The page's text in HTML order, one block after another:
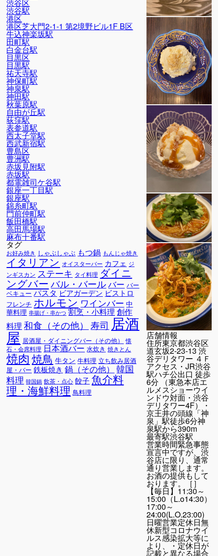
渋谷区
渋谷駅
港区
港区芝大門2-1-1 第2境野ビル1F B区
牛込神楽坂駅
田町駅
白金台駅
目黒区
目黒駅
祐天寺駅
神保町駅
神泉駅
神田駅
秋葉原駅
自由が丘駅
荻窪駅
表参道駅
西太子堂駅
西武新宿駅
豊島区
豊洲駅
赤坂見附駅
赤坂駅
都電雑司ケ谷駅
銀座一丁目駅
銀座駅
錦糸町駅
門前仲町駅
飯田橋駅
高田馬場駅
麻布十番駅
タグ
お好み焼き しゃぶしゃぶ もつ鍋 もんじゃ焼き
イタリアン オイスターバー カフェ ジ
ンギスカン ステーキ タイ料理 ダイニ
ングバーバル・バールバー バー
ベキュー パスタ ビアガーデン ビストロ
フレンチ ホルモン ワインバー 中
華料理 串揚げ・串かつ 割烹・小料理創作
料理 和食（その他） 寿司 居酒
屋 居酒屋・ダイニングバー（その他）
懐
石・会席料理 日本酒バー 水炊き 焼きとん
焼肉焼鳥 牛タン 牛料理 立ち飲み居酒
屋・バー 鉄板焼き 鍋（その他）
韓国
料理 韓国鍋 飲茶・点心 餃子 魚介料
理・海鮮料理 鳥料理
店舗情報
住所東京都渋谷区
道玄坂2-23-13 渋
谷デリタワー ４Ｆ
アクセス ・JR渋谷
駅ハチ公出口 徒歩
6分 （東急本店エ
ルメスショーウイ
ンドウ対面・渋谷
デリタワー4F）・
京王井の頭線「神
泉」駅徒歩6分神
泉駅から390m
最寄駅渋谷駅
営業時間緊急事態
宣言中ですが、渋
谷店に限り、通常
通り営業します。
お酒の提供もして
おります。［］
【毎日】11:30～
15:00（L.o14:30）
17:00～
24:00(L.O.23:00)
日曜営業定休日無
休新型コロナウイ
ルス感染拡大等に
より、・定休日が
記載と異なる場合